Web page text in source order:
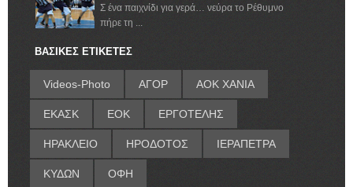
Σ ένα παιχνίδι για γερά… νεύρα το Ρέθυμνο
πήρε τη ...
ΒΑΣΙΚΕΣ ΕΤΙΚΕΤΕΣ
Videos-Photo ΑΓΟΡ ΑΟΚ ΧΑΝΙΑ
ΕΚΑΣΚ ΕΟΚ ΕΡΓΟΤΕΛΗΣ
ΗΡΑΚΛΕΙΟ ΗΡΟΔΟΤΟΣ ΙΕΡΑΠΕΤΡΑ
ΚΥΔΩΝ ΟΦΗ